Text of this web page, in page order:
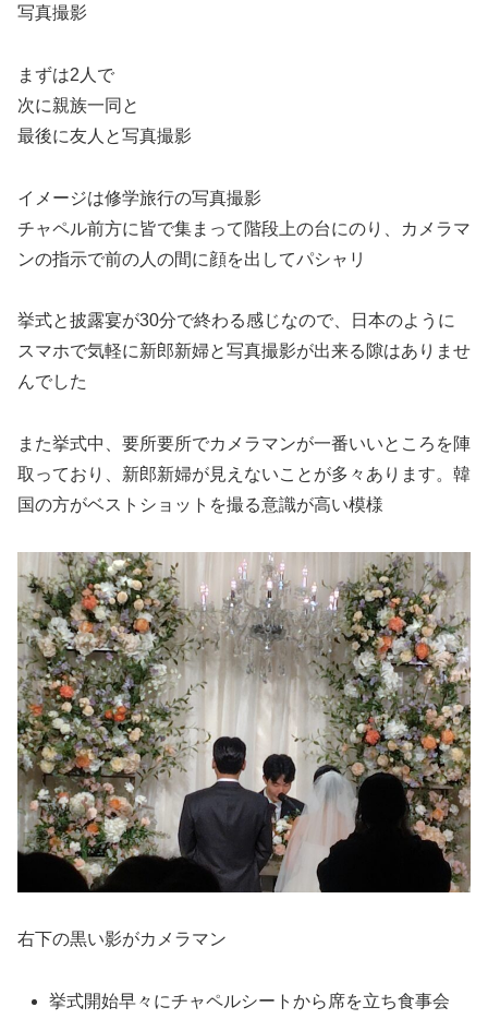
写真撮影
まずは2人で
次に親族一同と
最後に友人と写真撮影
イメージは修学旅行の写真撮影
チャペル前方に皆で集まって階段上の台にのり、カメラマ
ンの指示で前の人の間に顔を出してパシャリ
挙式と披露宴が30分で終わる感じなので、日本のように
スマホで気軽に新郎新婦と写真撮影が出来る隙はありませ
んでした
また挙式中、要所要所でカメラマンが一番いいところを陣
取っており、新郎新婦が見えないことが多々あります。韓
国の方がベストショットを撮る意識が高い模様
右下の黒い影がカメラマン
挙式開始早々にチャペルシートから席を立ち食事会